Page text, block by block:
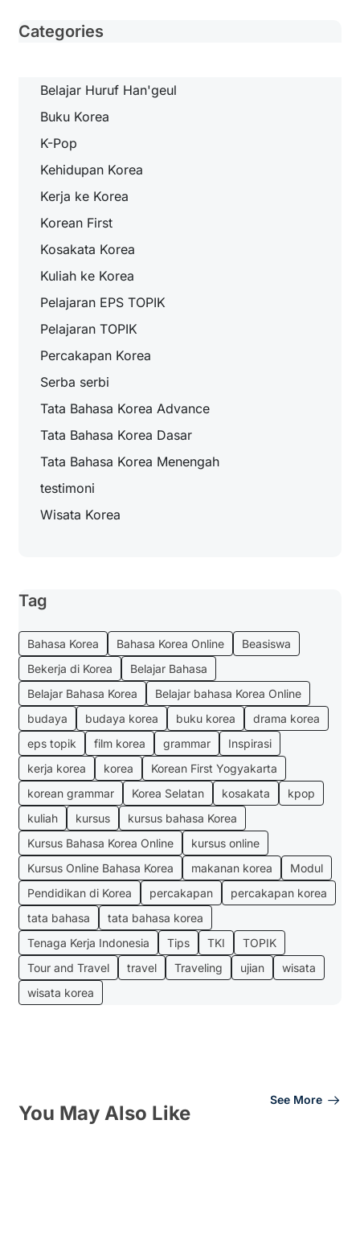
Categories
Belajar Huruf Han'geul
Buku Korea
K-Pop
Kehidupan Korea
Kerja ke Korea
Korean First
Kosakata Korea
Kuliah ke Korea
Pelajaran EPS TOPIK
Pelajaran TOPIK
Percakapan Korea
Serba serbi
Tata Bahasa Korea Advance
Tata Bahasa Korea Dasar
Tata Bahasa Korea Menengah
testimoni
Wisata Korea
Tag
Bahasa Korea Bahasa Korea Online
Beasiswa
Bekerja di Korea
Belajar Bahasa
Belajar Bahasa Korea
Belajar bahasa Korea Online
budaya
budaya korea buku korea
drama korea
eps topik
film korea grammar
Inspirasi
kerja korea
korea
Korean First Yogyakarta
korean grammar
Korea Selatan kosakata
kpop
kuliah
kursus
kursus bahasa Korea
Kursus Bahasa Korea Online
kursus online
Kursus Online Bahasa Korea
makanan korea
Modul
Pendidikan di Korea
percakapan
percakapan korea
tata bahasa
tata bahasa korea
Tenaga Kerja Indonesia
Tips TKI
TOPIK
Tour and Travel
travel Traveling ujian
wisata
wisata korea
You May Also Like
See More